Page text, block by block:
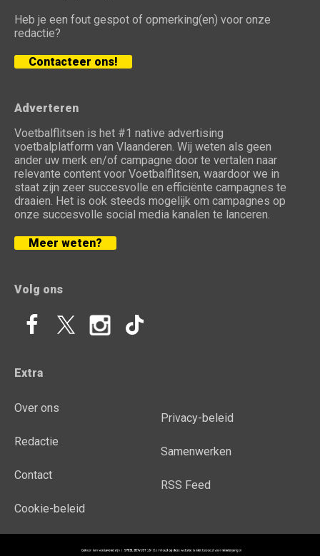
Heb je een fout gespot of opmerking(en) voor onze
redactie?
Contacteer ons!
Adverteren
Voetbalflitsen is het #1 native advertising
voetbalplatform van Vlaanderen. Wij weten als geen
ander uw merk en/of campagne door te vertalen naar
relevante content voor Voetbalflitsen, waardoor we in
staat zijn zeer succesvolle en efficiënte campagnes te
draaien. Het is ook steeds mogelijk om campagnes op
onze succesvolle social media kanalen te lanceren.
Meer weten?
Volg ons
Extra
Over ons
Redactie
Contact
Cookie-beleid
Privacy-beleid
Samenwerken
RSS Feed